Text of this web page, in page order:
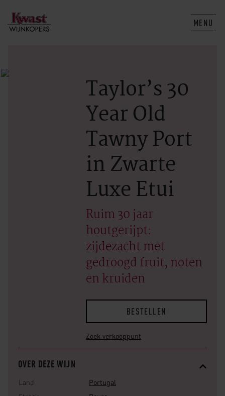
MENU
Taylor’s 30
Year Old
Tawny Port
in Zwarte
Luxe Etui
Ruim 30 jaar
houtgerijpt:
zijdezacht met
gedroogd fruit, noten
en kruiden
BESTELLEN
Zoek verkooppunt
OVER DEZE WIJN
Land
Portugal